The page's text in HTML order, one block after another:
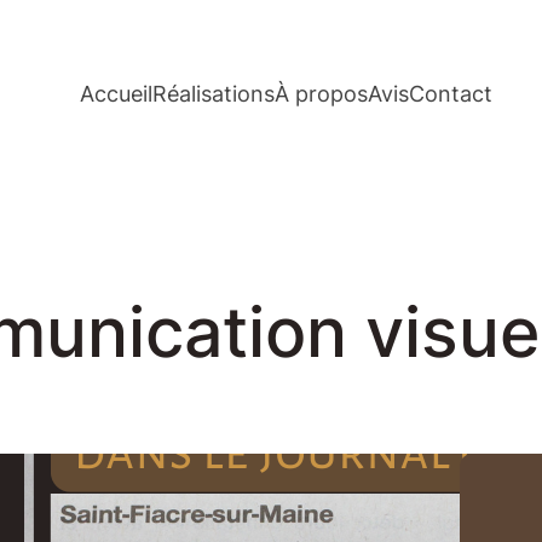
AccueilRéalisationsÀ proposAvisContact